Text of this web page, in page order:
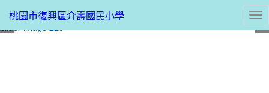
桃園市復興區介壽國民小學